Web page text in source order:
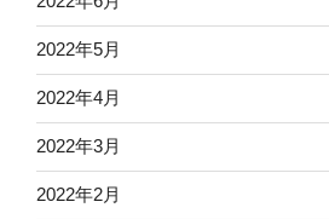
2022年5月
2022年4月
2022年3月
2022年2月